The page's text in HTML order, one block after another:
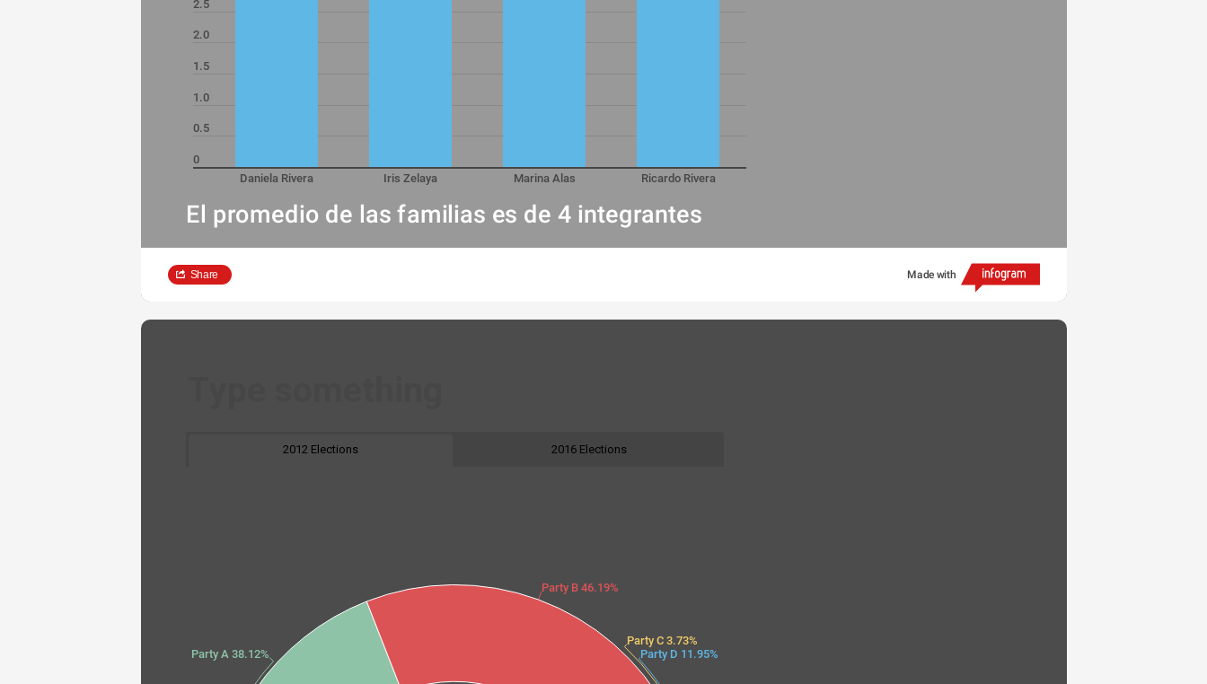
2.5
2.0
1.5
1.0
0.5
0
Daniela Rivera
Iris Zelaya Marina Alas Ricardo Rivera
El promedio de las familias es de 4 integrantes
Share Made with
2012 Elections 2016 Elections
Party A 38.12%
Party B 46.19%
Party C 3.73%
Party D 11.95%